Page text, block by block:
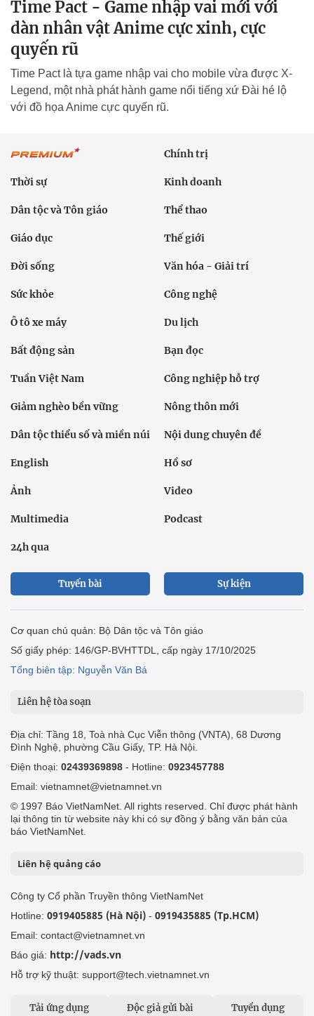
Time Pact - Game nhập vai mới với
dàn nhân vật Anime cực xinh, cực
quyến rũ
Time Pact là tựa game nhập vai cho mobile vừa được X-
Legend, một nhà phát hành game nổi tiếng xứ Đài hé lộ
với đồ họa Anime cực quyến rũ.
Chính trị
Thời sự Kinh doanh
Dân tộc và Tôn giáo Thể thao
Giáo dục Thế giới
Đời sống Văn hóa - Giải trí
Sức khỏe Công nghệ
Ô tô xe máy Du lịch
Bất động sản Bạn đọc
Tuần Việt Nam Công nghiệp hỗ trợ
Giảm nghèo bền vững Nông thôn mới
Dân tộc thiểu số và miền núi Nội dung chuyên đề
English Hồ sơ
Ảnh Video
Multimedia Podcast
24h qua
Tuyến bài Sự kiện
Cơ quan chủ quản: Bộ Dân tộc và Tôn giáo
Số giấy phép: 146/GP-BVHTTDL, cấp ngày 17/10/2025
Tổng biên tập: Nguyễn Văn Bá
Liên hệ tòa soạn
Địa chỉ: Tầng 18, Toà nhà Cục Viễn thông (VNTA), 68 Dương
Đình Nghệ, phường Cầu Giấy, TP. Hà Nội.
Điện thoại: 02439369898 - Hotline: 0923457788
Email: vietnamnet@vietnamnet.vn
© 1997 Báo VietNamNet. All rights reserved. Chỉ được phát hành
lại thông tin từ website này khi có sự đồng ý bằng văn bản của
báo VietNamNet.
Liên hệ quảng cáo
Công ty Cổ phần Truyền thông VietNamNet
Hotline: 0919405885 (Hà Nội) - 0919435885 (Tp.HCM)
Email: contact@vietnamnet.vn
Báo giá: http://vads.vn
Hỗ trợ kỹ thuật: support@tech.vietnamnet.vn
Tải ứng dụng Độc giả gửi bài Tuyển dụng